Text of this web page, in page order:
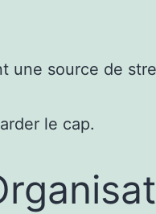
une source de
le cap.